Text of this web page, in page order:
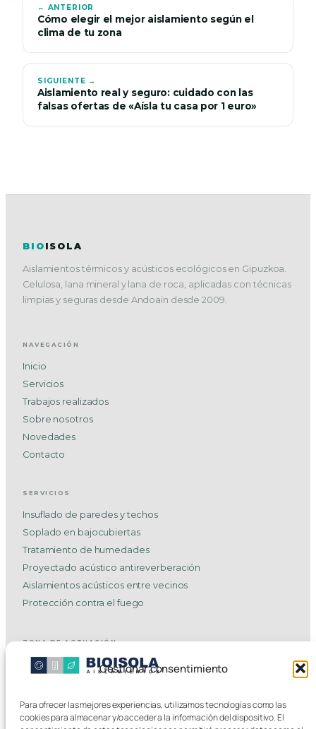
Gestionar consentimiento
Para ofrecer las mejores experiencias, utilizamos tecnologías como las
cookies para almacenar y/o acceder a la información del dispositivo. El
← ANTERIOR
Cómo elegir el mejor aislamiento según el
clima de tu zona
SIGUIENTE →
Aislamiento real y seguro: cuidado con las
falsas ofertas de «Aísla tu casa por 1 euro»
BIO ISOLA
Aislamientos térmicos y acústicos ecológicos en Gipuzkoa.
Celulosa, lana mineral y lana de roca, aplicadas con técnicas
limpias y seguras desde Andoain desde 2009.
NAVEGACIÓN
Inicio
Servicios
Trabajos realizados
Sobre nosotros
Novedades
Contacto
SERVICIOS
Insuflado de paredes y techos
Soplado en bajocubiertas
Tratamiento de humedades
Proyectado acústico antireverberación
Aislamientos acústicos entre vecinos
Protección contra el fuego
ZONA DE ACTUACIÓN
Aislamiento en Andoain
Aislamiento en Hernani